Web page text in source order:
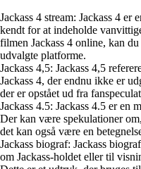
Jackass 4 stream: Jackass 4
kendt for at indeholde
filmen Jackass 4 online, kan
udvalgte platforme.
Jackass 4,5: Jackass 4,5
Jackass 4, der endnu ikke er
der er opstået ud fra
Jackass 4.5: Jackass 4.5 er en
Der kan være spekulationer
det kan også være en
Jackass biograf: Jackass
om Jackass-holdet eller til